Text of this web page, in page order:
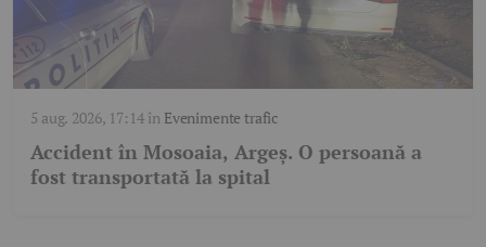
5 aug. 2026, 17:14în Evenimente trafic
Accident în Mosoaia, Argeș. O persoană a
fost transportată la spital